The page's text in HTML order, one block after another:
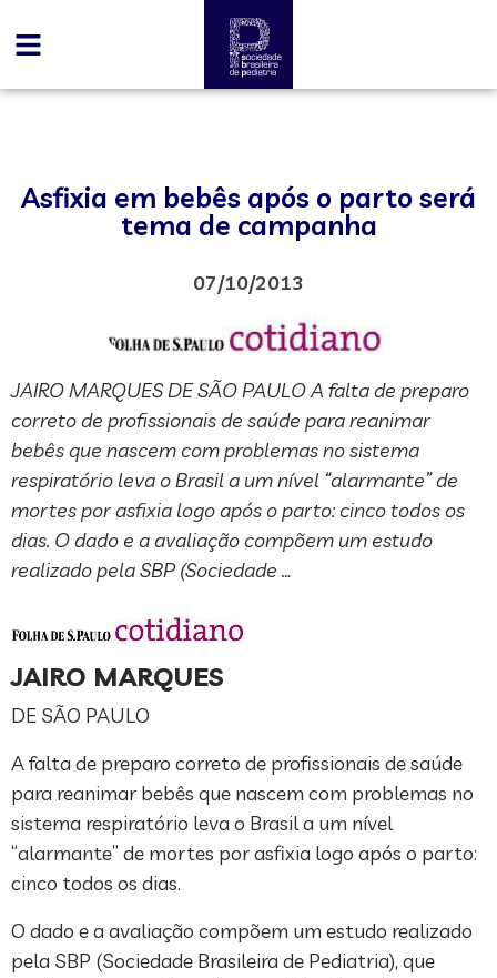
Asfixia em bebês após o parto será
tema de campanha
07/10/2013
JAIRO MARQUES DE SÃO PAULO A falta de preparo
correto de profissionais de saúde para reanimar
bebês que nascem com problemas no sistema
respiratório leva o Brasil a um nível “alarmante” de
mortes por asfixia logo após o parto: cinco todos os
dias. O dado e a avaliação compõem um estudo
realizado pela SBP (Sociedade …
JAIRO MARQUES
DE SÃO PAULO
A falta de preparo correto de profissionais de saúde
para reanimar bebês que nascem com problemas no
sistema respiratório leva o Brasil a um nível
“alarmante” de mortes por asfixia logo após o parto:
cinco todos os dias.
O dado e a avaliação compõem um estudo realizado
pela SBP (Sociedade Brasileira de Pediatria), que